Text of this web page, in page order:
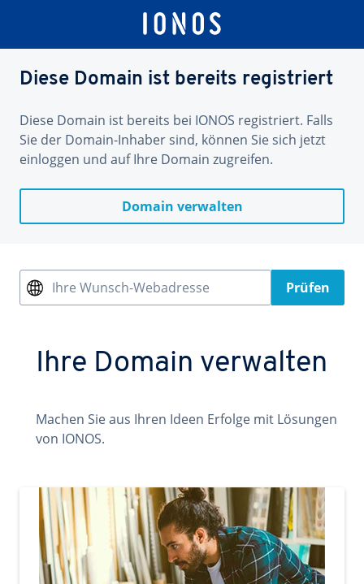
Diese Domain ist bereits registriert
Diese Domain ist bereits bei IONOS registriert. Falls
Sie der Domain-Inhaber sind, können Sie sich jetzt
einloggen und auf Ihre Domain zugreifen.
Domain verwalten
Ihre Wunsch-Webadresse Prüfen
Ihre Domain verwalten
Machen Sie aus Ihren Ideen Erfolge mit Lösungen
von IONOS.